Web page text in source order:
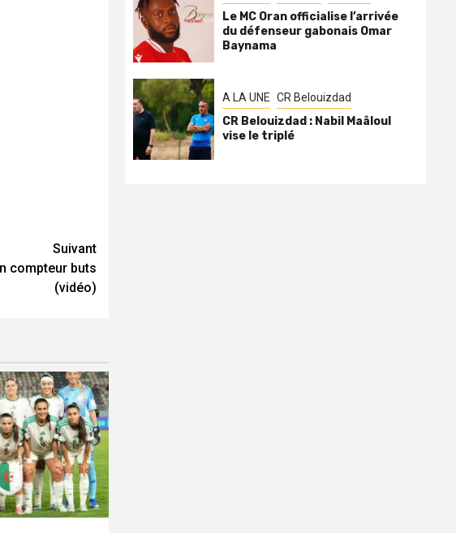
Suivant
compteur buts
(vidéo)
Le MC Oran officialise l’arrivée
du défenseur gabonais Omar
Baynama
A LA UNE CR Belouizdad
CR Belouizdad : Nabil Maâloul
vise le triplé